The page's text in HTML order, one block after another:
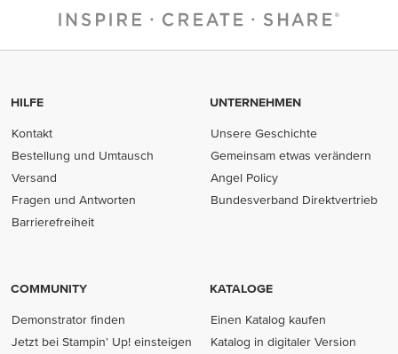
HILFE
Kontakt
Bestellung und Umtausch
Versand
Fragen und Antworten
Barrierefreiheit
UNTERNEHMEN
Unsere Geschichte
Gemeinsam etwas verändern
Angel Policy
Bundesverband Direktvertrieb
COMMUNITY
Demonstrator finden
Jetzt bei Stampin' Up! einsteigen
KATALOGE
Einen Katalog kaufen
Katalog in digitaler Version